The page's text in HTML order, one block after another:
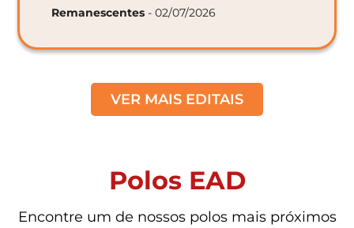
Remanescentes - 02/07/2026
VER MAIS EDITAIS
Polos EAD
Encontre um de nossos polos mais próximos